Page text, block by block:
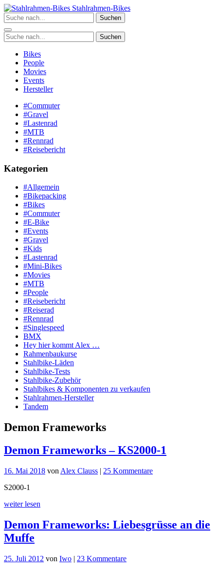
Zum
Inhalt
springen
Stahlrahmen-Bikes
Suchen
Suchen
Bikes
People
Movies
Events
Hersteller
#Commuter
#Gravel
#Lastenrad
#MTB
#Rennrad
#Reisebericht
Kategorien
#Allgemein
#Bikepacking
#Bikes
#Commuter
#E-Bike
#Events
#Gravel
#Kids
#Lastenrad
#Mini-Bikes
#Movies
#MTB
#People
#Reisebericht
#Reiserad
#Rennrad
#Singlespeed
BMX
Hey hier kommt Alex …
Rahmenbaukurse
Stahlbike-Läden
Stahlbike-Tests
Stahlbike-Zubehör
Stahlbikes & Komponenten zu verkaufen
Stahlrahmen-Hersteller
Tandem
Demon Frameworks
Demon Frameworks – KS2000-1
16. Mai 2018 von Alex Clauss | 25 Kommentarezu
S2000-1
weiter lesen
Demon Frameworks: Liebesgrüsse an die
Muffe
25. Juli 2012 von Iwo | 23 Kommentarezu